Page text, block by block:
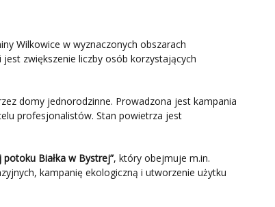
Wilkowice w wyznaczonych obszarach
zwiększenie liczby osób korzystających
domy jednorodzinne. Prowadzona jest kampania
profesjonalistów. Stan powietrza jest
potoku Białka w Bystrej”, który obejmuje m.in.
kampanię ekologiczną i utworzenie użytku